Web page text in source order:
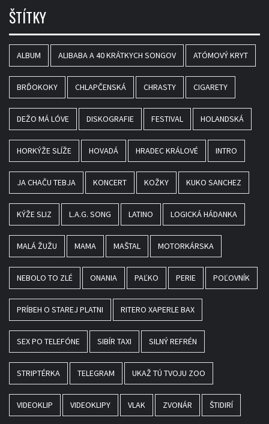
ŠTÍTKY
ALBUM ALIBABA A 40 KRÁTKYCH SONGOV ATÓMOVÝ KRYT
BRĎOKOKY CHLAPČENSKÁ CHRASTY CIGARETY
DEŽO MÁ LÓVE DISKOGRAFIE FESTIVAL HOLANDSKÁ
HORKÝŽE SLÍŽE HOVADÁ HRADEC KRÁLOVÉ INTRO
JA CHAČU TEBJA KONCERT KOŽKY KUKO SANCHEZ
KÝŽE SLIZ L.A.G. SONG LATINO LOGICKÁ HÁDANKA
MALÁ ŽUŽU MAMA MAŠTAL MOTORKÁRSKA
NEBOLO TO ZLÉ ONANIA PAĽKO PERIE POĽOVNÍK
PRÍBEH O STAREJ PLATNI RITERO XAPERLE BAX
SEX PO TELEFÓNE SIBÍR TAXI SILNÝ REFRÉN
STRIPTÉRKA TELEGRAM UKAŽ TÚ TVOJU ZOO
VIDEOKLIP VIDEOKLIPY VLAK ZVONÁR ŠTIDIRÍ